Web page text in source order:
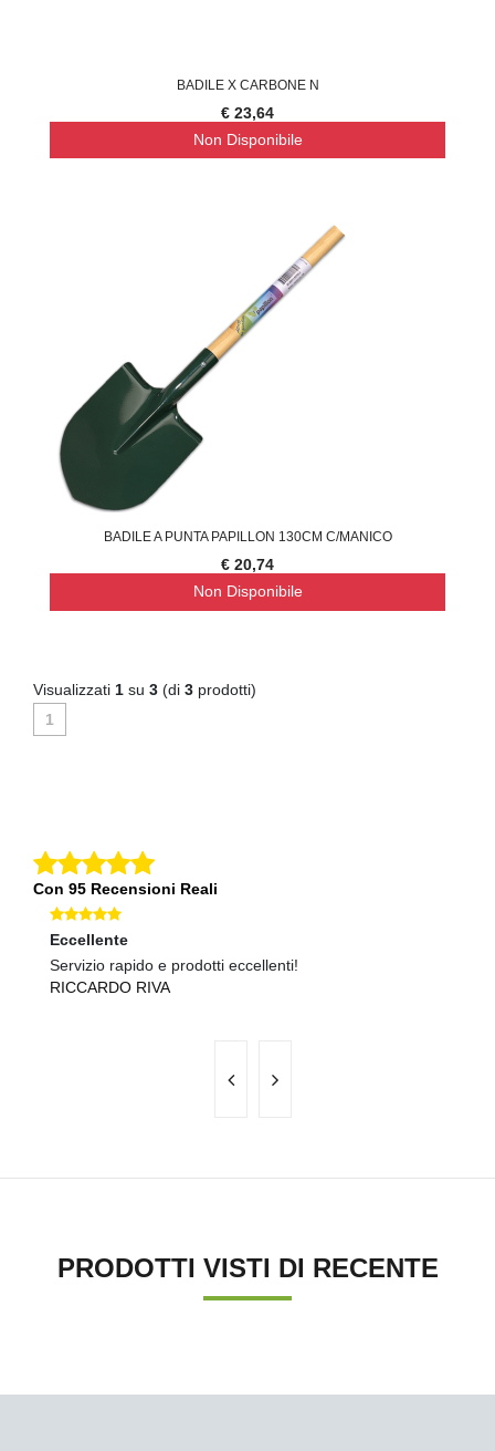
BADILE X CARBONE N
€ 23,64
Non Disponibile
BADILE A PUNTA PAPILLON 130CM C/MANICO
€ 20,74
Non Disponibile
Visualizzati 1 su 3 (di 3 prodotti)
1
Con 95 Recensioni Reali
Eccellente
Servizio rapido e prodotti eccellenti!
RICCARDO RIVA
PRODOTTI VISTI DI RECENTE